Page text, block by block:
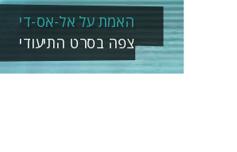
האמת על אל-אס-די
צפה בסרט התיעודי